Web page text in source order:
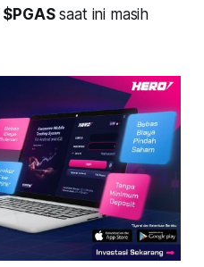
$PGASsaat ini masih